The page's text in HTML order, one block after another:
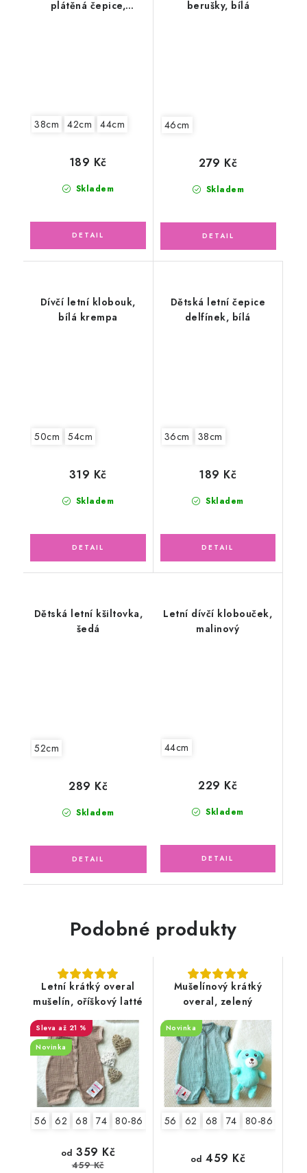
plátěná čepice,
38cm 42cm 44cm
Skladem
189 Kč
berušky, bílá
46cm
Skladem
279 Kč
Dívčí letní klobouk,
bílá krempa
50cm 54cm
Skladem
319 Kč
Dětská letní čepice
delfínek, bílá
36cm 38cm
Skladem
189 Kč
Dětská letní kšiltovka,
šedá
52cm
Skladem
289 Kč
Letní dívčí klobouček,
malinový
44cm
Skladem
229 Kč
Podobné produkty
Letní krátký overal
mušelín, oříškový latté
až 21 %
Novinka
56 62 68 74 80-86 92-98 2.jakost v.56-62
od 359 Kč
459 Kč
Mušelínový krátký
overal, zelený
Novinka
56 62 68 74 80-86
od 459 Kč